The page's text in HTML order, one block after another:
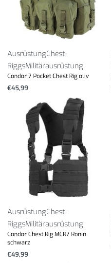
AusrüstungChest-
RiggsMilitärausrüstung
Condor 7 Pocket Chest Rig oliv
€45,99
AusrüstungChest-
RiggsMilitärausrüstung
Condor Chest Rig MCR7 Ronin
schwarz
€49,99